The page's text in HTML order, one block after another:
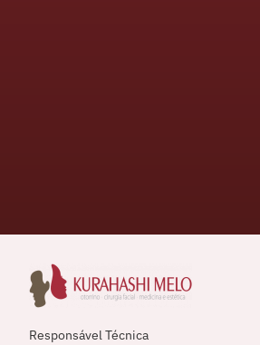
Responsável Técnica